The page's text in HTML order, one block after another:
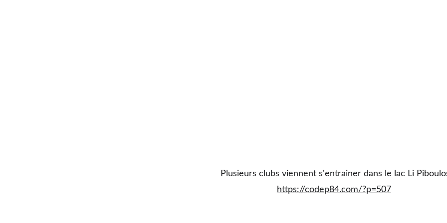
Plusieurs clubs viennent s'entrainer dans le lac Li
https://codep84.com/?p=507